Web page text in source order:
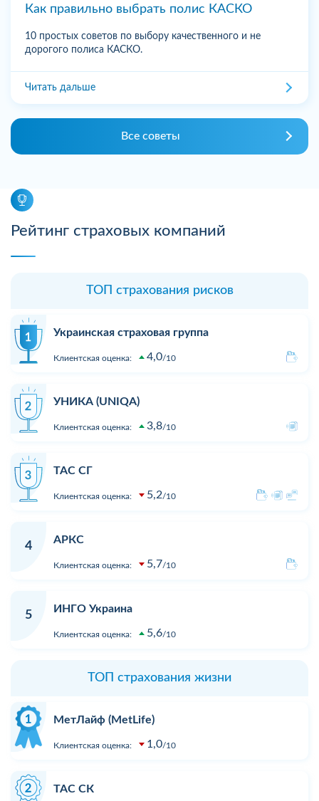
Как правильно выбрать полис КАСКО
10 простых советов по выбору качественного и не
дорогого полиса КАСКО.
Читать дальше
Все советы
Рейтинг страховых компаний
ТОП страхования рисков
Украинская страховая группа
Клиентская оценка: 4,0 10
УНИКА (UNIQA)
Клиентская оценка: 3,8 10
ТАС СГ
Клиентская оценка: 5,2 10
4
АРКС
Клиентская оценка: 5,7 10
5
ИНГО Украина
Клиентская оценка: 5,6 10
ТОП страхования жизни
МетЛайф (MetLife)
Клиентская оценка: 1,0 10
ТАС СК